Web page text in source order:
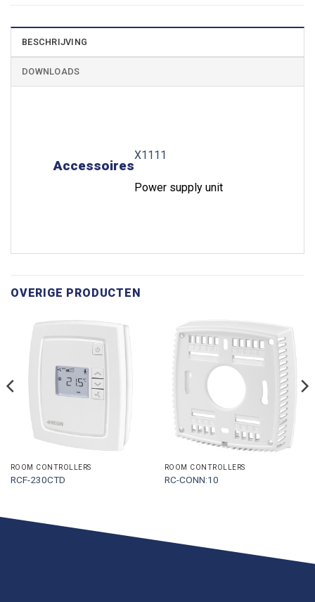
BESCHRIJVING
DOWNLOADS
Accessoires
X1111
Power supply unit
OVERIGE PRODUCTEN
ROOM CONTROLLERS
RCF-230CTD
ROOM CONTROLLERS
RC-CONN:10